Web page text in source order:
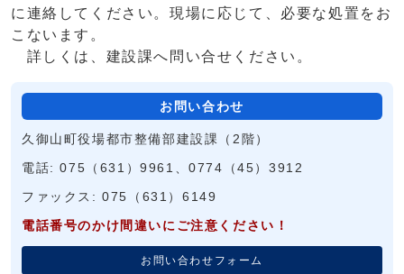
に連絡してください。現場に応じて、必要な処置をお
こないます。
詳しくは、建設課へ問い合せください。
お問い合わせ
久御山町役場都市整備部建設課（2階）
電話: 075（631）9961、0774（45）3912
ファックス: 075（631）6149
電話番号のかけ間違いにご注意ください！
お問い合わせフォーム